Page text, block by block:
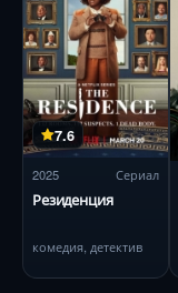
7.6
2025 Сериал
Резиденция
комедия, детектив